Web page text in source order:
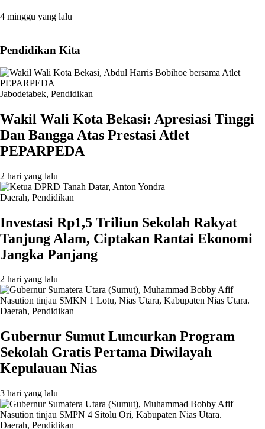
4 minggu yang lalu
Pendidikan Kita
Jabodetabek, Pendidikan
Wakil Wali Kota Bekasi: Apresiasi Tinggi
Dan Bangga Atas Prestasi Atlet
PEPARPEDA
2 hari yang lalu
Daerah, Pendidikan
Investasi Rp1,5 Triliun Sekolah Rakyat
Tanjung Alam, Ciptakan Rantai Ekonomi
Jangka Panjang
2 hari yang lalu
Daerah, Pendidikan
Gubernur Sumut Luncurkan Program
Sekolah Gratis Pertama Diwilayah
Kepulauan Nias
3 hari yang lalu
Daerah, Pendidikan